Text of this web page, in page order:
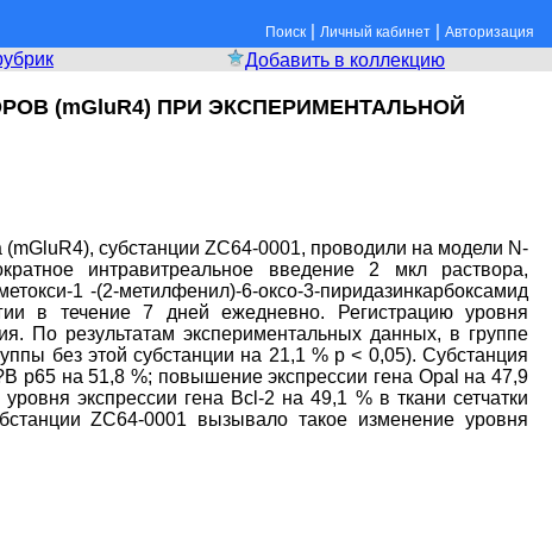
Поиск | Личный кабинет | Авторизация
Добавить в коллекцию
(mGluR4) ПРИ ЭКСПЕРИМЕНТАЛЬНОЙ
(mGluR4), субстанции ZC64-0001, проводили на модели N-
интравитреальное введение 2 мкл раствора,
1 -(2-метилфенил)-6-оксо-3-пиридазинкарбоксамид
в течение 7 дней ежедневно. Регистрацию уровня
По результатам экспериментальных данных, в группе
без этой субстанции на 21,1 % р < 0,05). Субстанция
p65 на 51,8 %; повышение экспрессии гена Opal на 47,9
экспрессии гена Bcl-2 на 49,1 % в ткани сетчатки
ZC64-0001 вызывало такое изменение уровня